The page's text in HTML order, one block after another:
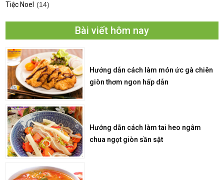
Tiệc Noel
(14)
Bài viết hôm nay
Hướng dẫn cách làm món ức gà chiên
giòn thơm ngon hấp dẫn
Hướng dẫn cách làm tai heo ngâm
chua ngọt giòn sần sật